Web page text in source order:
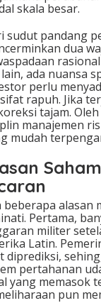
skala besar.
sudut pandang
dua
ada nuansa
perlu
rapuh. Jika
tajam.
manajemen
mudah
beberapa alasan
Pertama,
militer
Latin.
diprediksi,
pertahanan
yang memasok
pun